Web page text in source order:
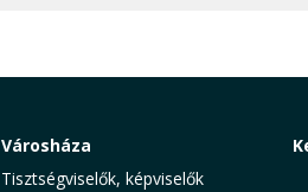
Városháza
Tisztségviselők, képviselők